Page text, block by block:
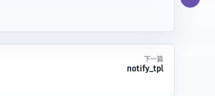
下一篇
notify_tpl